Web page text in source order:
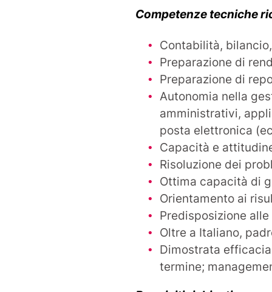
Competenze tecniche
Contabilità,
Preparazione di
Preparazione di
Autonomia nella
amministrativi,
posta elettronica
Capacità e
Risoluzione dei
Ottima capacità di
Orientamento ai
Predisposizione
Oltre a Italiano,
Dimostrata
termine;